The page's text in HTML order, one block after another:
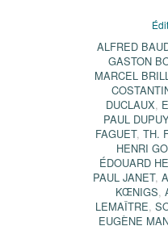
ALFRED
GASTON
MARCEL
DUCLAUX,
PAUL
FAGUET, TH.
HENRI
ÉDOUARD
PAUL JANET,
KŒNIGS,
LEMAÎTRE,
EUGÈNE